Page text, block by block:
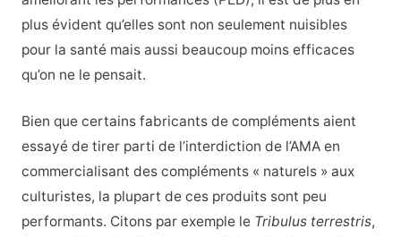
plus évident qu’elles sont non seulement nuisibles
pour la santé mais aussi beaucoup moins efficaces
qu’on ne le pensait.
Bien que certains fabricants de compléments aient
essayé de tirer parti de l’interdiction de l’AMA en
commercialisant des compléments « naturels » aux
culturistes, la plupart de ces produits sont peu
performants. Citons par exemple le Tribulus terrestris,